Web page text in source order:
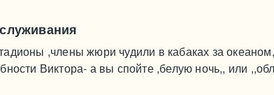
,члены жюри чудили в кабаках за
Виктора- а вы спойте ,белую ночь,, или